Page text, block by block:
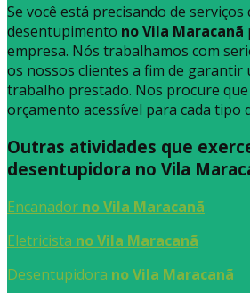
Se você está precisando de
desentupimento no Vila Maracanã
empresa. Nós trabalhamos com
os nossos clientes a fim de garantir
trabalho prestado. Nos procure
orçamento acessível para cada tipo
Outras atividades que
desentupidora no Vila
Encanador no Vila Maracanã
Eletricista no Vila Maracanã
Desentupidora no Vila Maracanã